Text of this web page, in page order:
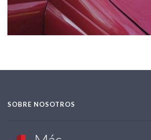
SOBRE NOSOTROS